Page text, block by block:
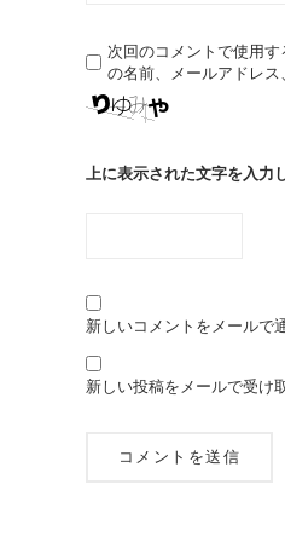
次回のコメントで使用
の名前、メールアドレス
上に表示された文字を入力
新しいコメントをメールで
新しい投稿をメールで受け